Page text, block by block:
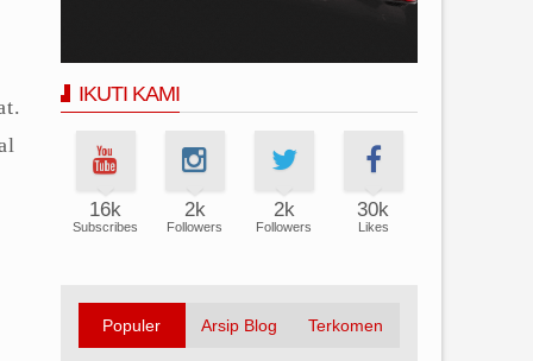
IKUTI KAMI
16k
Subscribes
2k
Followers
2k
Followers
30k
Likes
Populer Arsip Blog Terkomen